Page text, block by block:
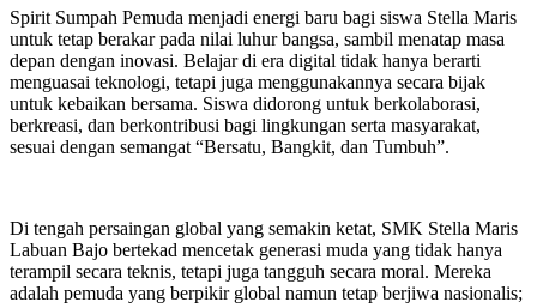
Spirit Sumpah Pemuda menjadi energi baru bagi siswa Stella Maris
untuk tetap berakar pada nilai luhur bangsa, sambil menatap masa
depan dengan inovasi. Belajar di era digital tidak hanya berarti
menguasai teknologi, tetapi juga menggunakannya secara bijak
untuk kebaikan bersama. Siswa didorong untuk berkolaborasi,
berkreasi, dan berkontribusi bagi lingkungan serta masyarakat,
sesuai dengan semangat “Bersatu, Bangkit, dan Tumbuh”.
Di tengah persaingan global yang semakin ketat, SMK Stella Maris
Labuan Bajo bertekad mencetak generasi muda yang tidak hanya
terampil secara teknis, tetapi juga tangguh secara moral. Mereka
adalah pemuda yang berpikir global namun tetap berjiwa nasionalis;